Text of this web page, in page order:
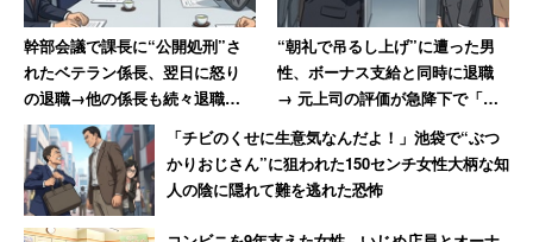
幹部会議で課長に“公開処刑”さ
れたベテラン係長、翌日に怒り
の退職→他の係長も続々退職し
て「6つあった現場は1つに」
“朝礼で吊るし上げ”に遭った男
性、ボーナス支給と同時に退職
→ 元上司の評価が急降下で「ザ
マアミロと思いました」
「チビのくせに生意気なんだよ！」池袋で“ぶつ
かりおじさん”に狙われた150センチ女性大柄な知
人の陰に隠れて難を逃れた恐怖